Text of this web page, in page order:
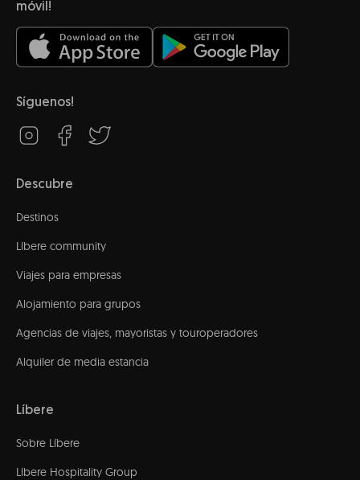
móvil!
Síguenos!
Descubre
Destinos
Líbere community
Viajes para empresas
Alojamiento para grupos
Agencias de viajes, mayoristas y touroperadores
Alquiler de media estancia
Líbere
Sobre Líbere
Líbere Hospitality Group